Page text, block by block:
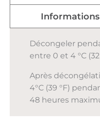
Décongeler
entre 0 et 4 °C
Après
4°C (39 °F)
48 heures